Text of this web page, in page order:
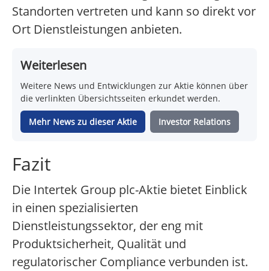
Standorten vertreten und kann so direkt vor
Ort Dienstleistungen anbieten.
Weiterlesen
Weitere News und Entwicklungen zur Aktie können über
die verlinkten Übersichtsseiten erkundet werden.
Mehr News zu dieser Aktie Investor Relations
Fazit
Die Intertek Group plc-Aktie bietet Einblick
in einen spezialisierten
Dienstleistungssektor, der eng mit
Produktsicherheit, Qualität und
regulatorischer Compliance verbunden ist.